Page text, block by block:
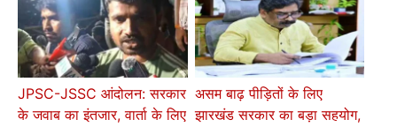
JPSC-JSSC आंदोलन: सरकार
के जवाब का इंतजार, वार्ता के लिए
असम बाढ़ पीड़ितों के लिए
झारखंड सरकार का बड़ा सहयोग,